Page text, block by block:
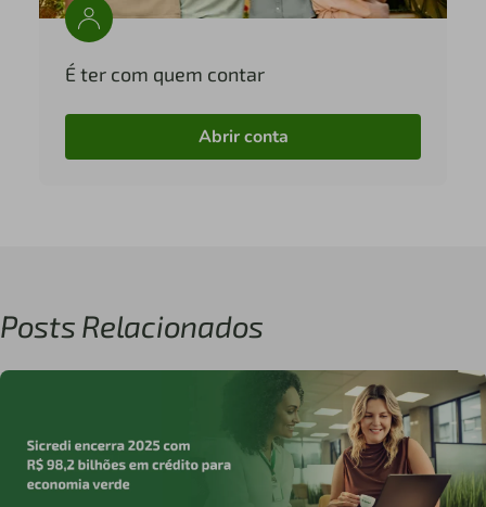
É ter com quem contar
Abrir conta
Posts Relacionados